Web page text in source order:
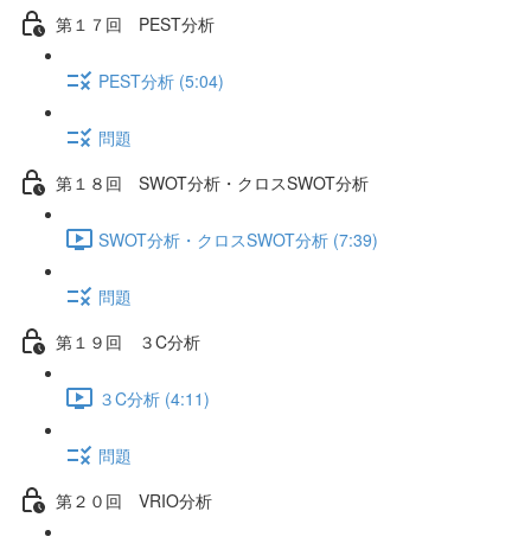
第１７回 PEST分析
PEST分析 (5:04)
問題
第１８回 SWOT分析・クロスSWOT分析
SWOT分析・クロスSWOT分析 (7:39)
問題
第１９回 ３C分析
３C分析 (4:11)
問題
第２０回 VRIO分析